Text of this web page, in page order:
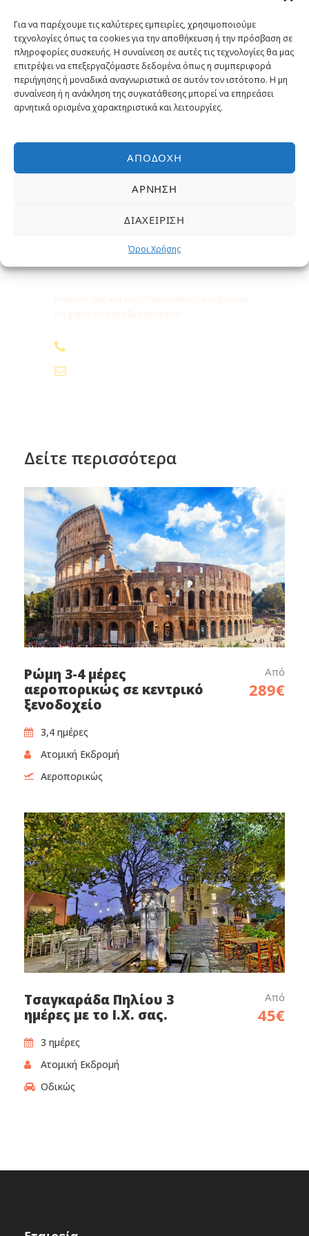
Για να παρέχουμε τις καλύτερες εμπειρίες, χρησιμοποιούμε
τεχνολογίες όπως τα cookies για την αποθήκευση ή την πρόσβαση σε
πληροφορίες συσκευής. Η συναίνεση σε αυτές τις τεχνολογίες θα μας
επιτρέψει να επεξεργαζόμαστε δεδομένα όπως η συμπεριφορά
περιήγησης ή μοναδικά αναγνωριστικά σε αυτόν τον ιστότοπο. Η μη
συναίνεση ή η ανάκληση της συγκατάθεσης μπορεί να επηρεάσει
αρνητικά ορισμένα χαρακτηριστικά και λειτουργίες.
ΑΠΟΔΟΧΉ
ΆΡΝΗΣΗ
ΔΙΑΧΕΊΡΙΣΗ
Όροι Χρήσης
Εγγυημένα η χαμηλότερη τιμή
Έμπειροι Ταξιδιωτικοί σύμβουλοι
Δωρεάν Υπηρεσίες
Χρειάζεστε βοήθεια;
Δείτε περισσότερα
Ρώμη 3-4 μέρες
αεροπορικώς σε κεντρικό
ξενοδοχείο
Από
289€
3,4 ημέρες‎
Ατομική Εκδρομή
Αεροπορικώς
Τσαγκαράδα Πηλίου 3
ημέρες με το Ι.Χ. σας.
Από
45€
3 ημέρες‎
Ατομική Εκδρομή
Οδικώς